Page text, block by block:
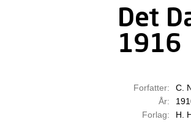
Det
1916
Forfatter:
C.
År:
Forlag:
H.